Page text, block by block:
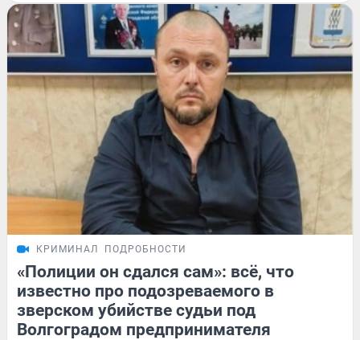
КРИМИНАЛ ПОДРОБНОСТИ
«Полиции он сдался сам»: всё, что
известно про подозреваемого в
зверском убийстве судьи под
Волгоградом предпринимателя